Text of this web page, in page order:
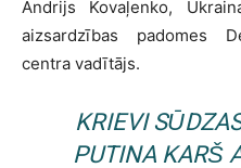
Andrijs Kovaļenko,
aizsardzības padomes
centra vadītājs.
KRIEVI
PUTINA KARŠ